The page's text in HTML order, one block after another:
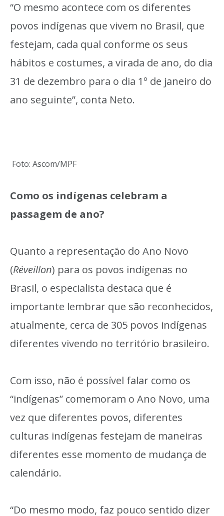
“O mesmo acontece com os diferentes
povos indígenas que vivem no Brasil, que
festejam, cada qual conforme os seus
hábitos e costumes, a virada de ano, do dia
31 de dezembro para o dia 1º de janeiro do
ano seguinte”, conta Neto.
Foto: Ascom/MPF
Como os indígenas celebram a
passagem de ano?
Quanto a representação do Ano Novo
(Réveillon) para os povos indígenas no
Brasil, o especialista destaca que é
importante lembrar que são reconhecidos,
atualmente, cerca de 305 povos indígenas
diferentes vivendo no território brasileiro.
Com isso, não é possível falar como os
“indígenas” comemoram o Ano Novo, uma
vez que diferentes povos, diferentes
culturas indígenas festejam de maneiras
diferentes esse momento de mudança de
calendário.
“Do mesmo modo, faz pouco sentido dizer